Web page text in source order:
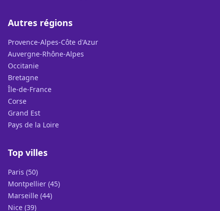
Autres régions
Provence-Alpes-Côte d'Azur
Auvergne-Rhône-Alpes
Occitanie
Bretagne
Île-de-France
Corse
Grand Est
Pays de la Loire
Top villes
Paris (50)
Montpellier (45)
Marseille (44)
Nice (39)